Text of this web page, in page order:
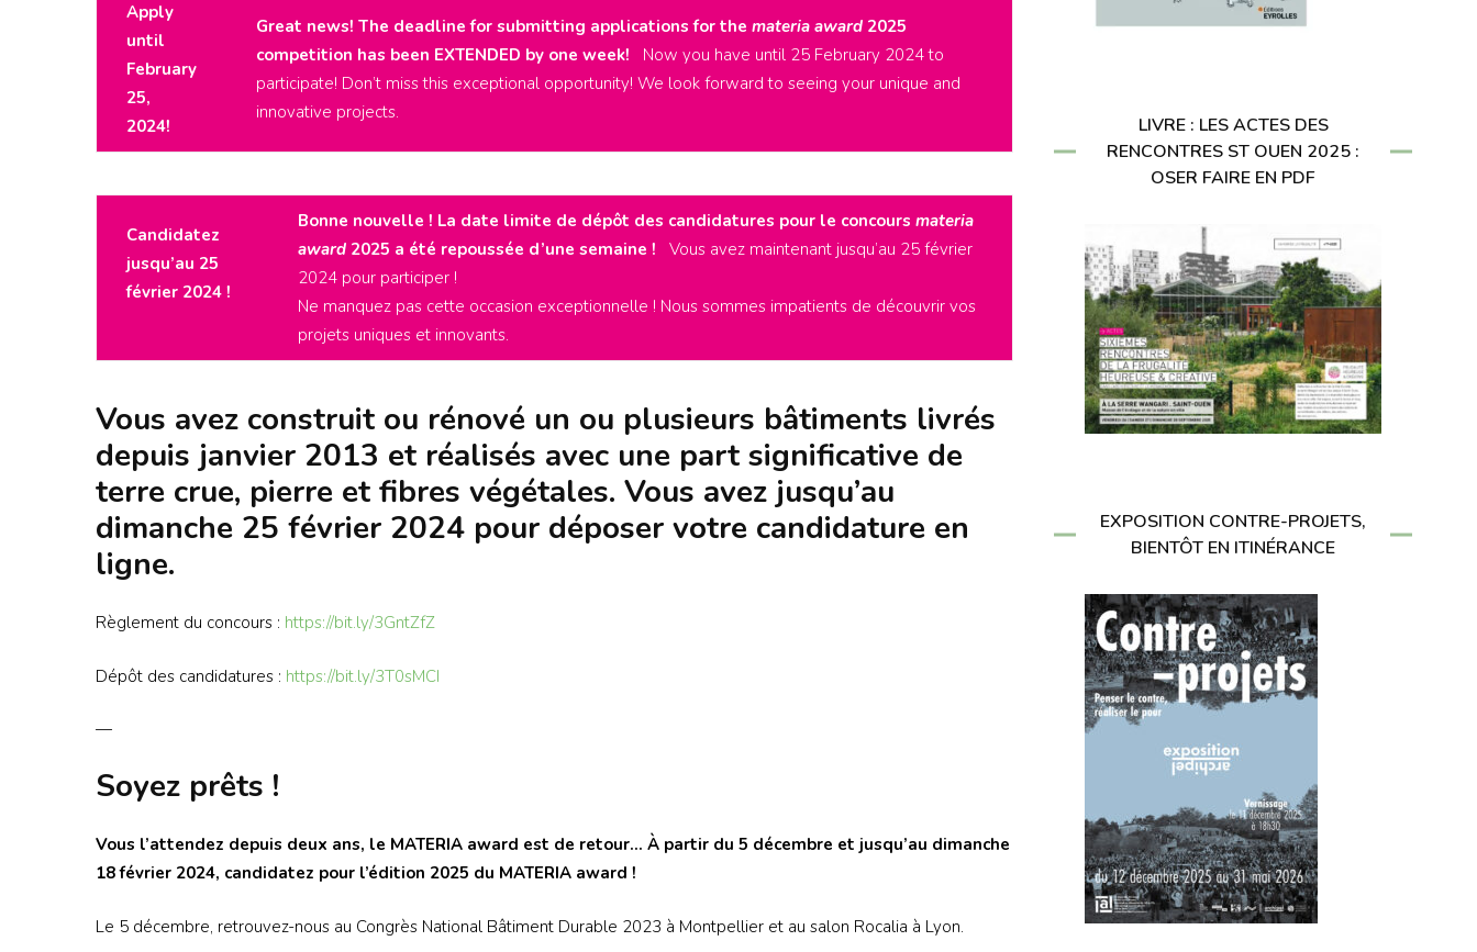
Apply
until
February
25,
2024!
Great news! The deadline for submitting applications for the materia award2025
competition has been EXTENDED by one week! Now you have until 25 February 2024 to
participate! Don’t miss this exceptional opportunity! We look forward to seeing your unique and
innovative projects.
Candidatez
jusqu’au 25
février 2024 !
Bonne nouvelle ! La date limite de dépôt des candidatures pour le concours materia
award2025 a été repoussée d’une semaine ! Vous avez maintenant jusqu’au 25 février
2024 pour participer !
Ne manquez pas cette occasion exceptionnelle ! Nous sommes impatients de découvrir vos
projets uniques et innovants.
Vous avez construit ou rénové un ou plusieurs bâtiments livrés
depuis janvier 2013 et réalisés avec une part significative de
terre crue, pierre et fibres végétales. Vous avez jusqu’au
dimanche 25 février 2024 pour déposer votre candidature en
ligne.
Règlement du concours : https://bit.ly/3GntZfZ
Dépôt des candidatures : https://bit.ly/3T0sMCI
—
Soyez prêts !
Vous l’attendez depuis deux ans, le MATERIA award est de retour… À partir du 5 décembre et jusqu’au dimanche
18 février 2024, candidatez pour l’édition 2025 du MATERIA award !
Le 5 décembre, retrouvez-nous au Congrès National Bâtiment Durable 2023 à Montpellier et au salon Rocalia à Lyon.
LIVRE : LES ACTES DES
RENCONTRES ST OUEN 2025 :
OSER FAIRE EN PDF
EXPOSITION CONTRE-PROJETS,
BIENTÔT EN ITINÉRANCE